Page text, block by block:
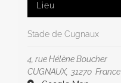
Lieu
Stade de Cugnaux
4, rue Hélène Boucher
CUGNAUX, 31270 France